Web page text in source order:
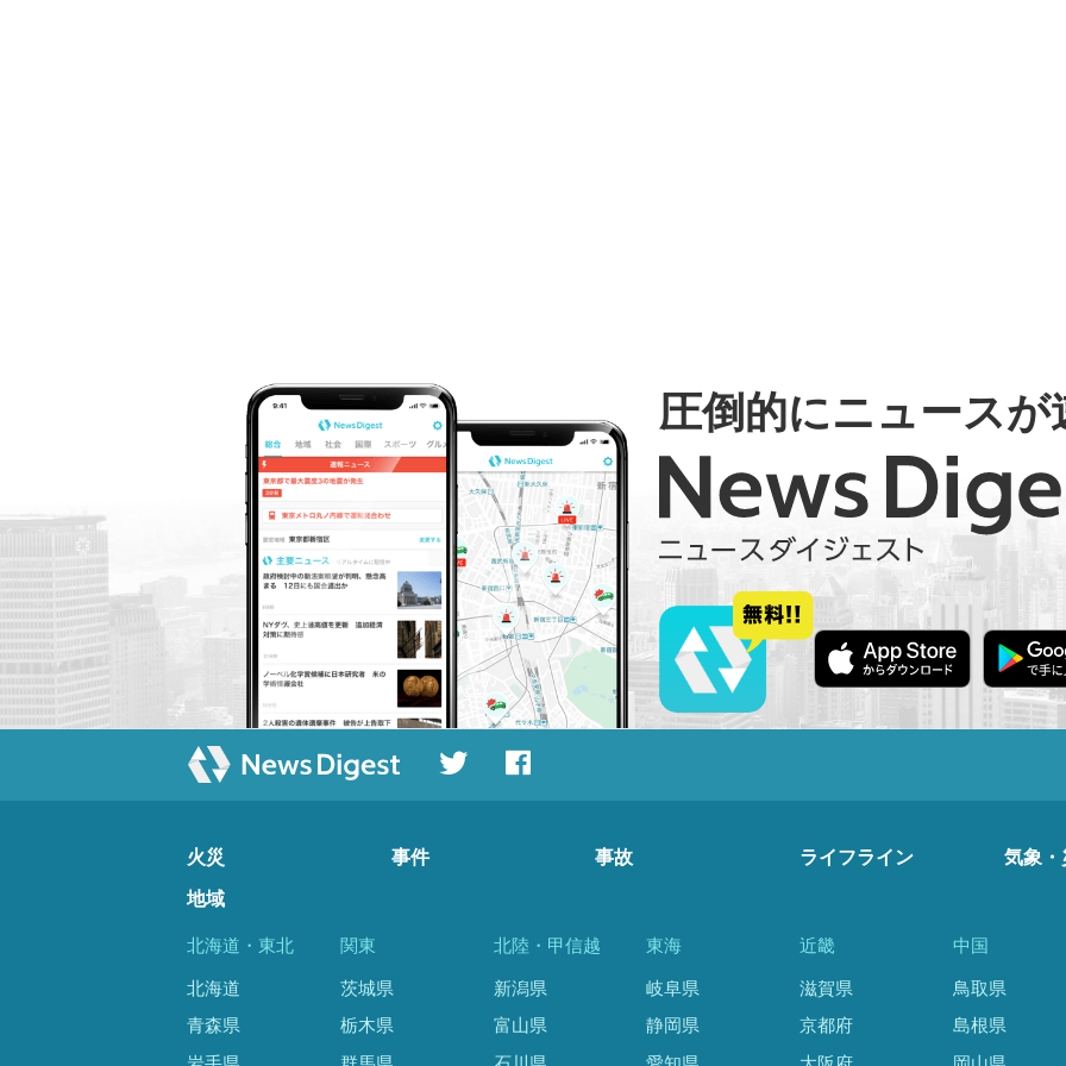
圧倒的にニュースが
火災 事件 事故 ライフライン 気象・
地域
北海道・東北
北海道
青森県
関東
茨城県
栃木県
北陸・甲信越
新潟県
富山県
東海
岐阜県
静岡県
近畿
滋賀県
京都府
中国
鳥取県
島根県